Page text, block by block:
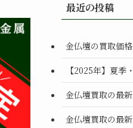
最近の投稿
金仏壇の買取価
【2025年】夏季
金仏壇買取の最
金仏壇買取の最